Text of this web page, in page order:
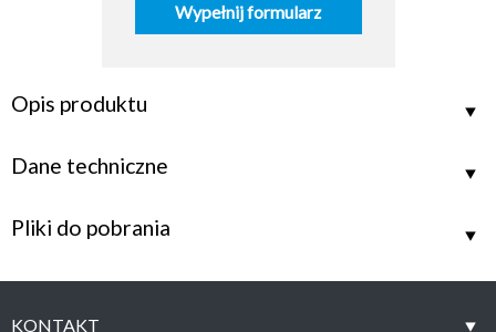
Wypełnij formularz
Opis produktu
Dane techniczne
Pliki do pobrania
KONTAKT